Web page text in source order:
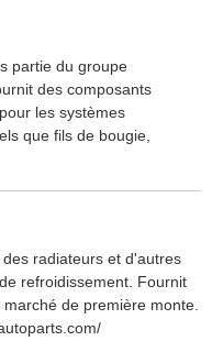
partie du groupe
des composants
les systèmes
que fils de bougie,
radiateurs et d'autres
refroidissement. Fournit
de première monte.